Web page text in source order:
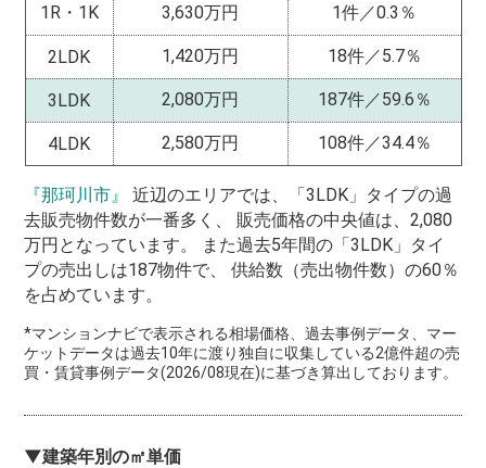
1R・1K
3,630万円 1件／0.3％
2LDK 1,420万円 18件／5.7％
3LDK 2,080万円 187件／59.6％
4LDK 2,580万円 108件／34.4％
『那珂川市』
近辺のエリアでは、「3LDK」タイプの過
去販売物件数が一番多く、 販売価格の中央値は、2,080
万円となっています。 また過去5年間の「3LDK」タイ
プの売出しは187物件で、 供給数（売出物件数）の60％
を占めています。
*マンションナビで表示される相場価格、過去事例データ、マー
ケットデータは過去10年に渡り独自に収集している2億件超の売
買・賃貸事例データ(2026/08現在)に基づき算出しております。
▼建築年別の㎡単価